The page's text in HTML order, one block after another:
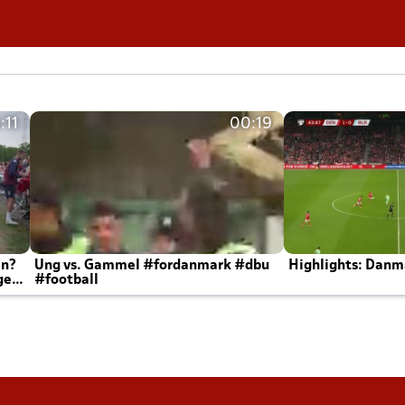
00:19
Ung vs. Gammel #fordanmark #dbu
#football
Highlights: